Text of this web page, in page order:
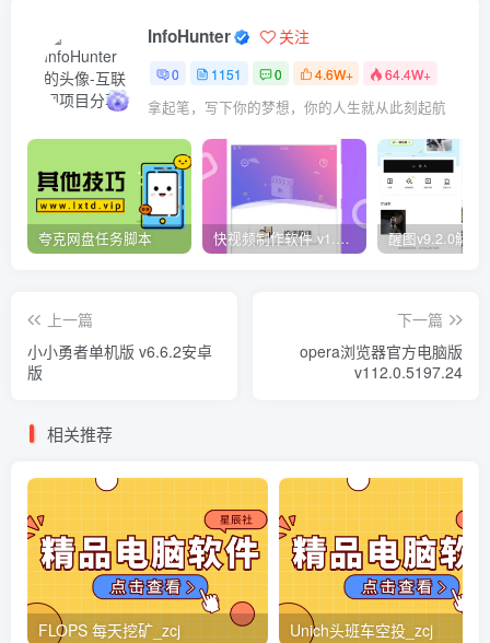
InfoHunter 关注
0 1151 0 4.6W+ 64.4W+
拿起笔，写下你的梦想，你的人生就从此刻起航
夸克网盘任务脚本 快视频制作软件 v1.1.1安卓版
上一篇
小小勇者单机版 v6.6.2安卓
版
下一篇
opera浏览器官方电脑版
v112.0.5197.24
相关推荐
FLOPS 每天挖矿_zcj Unich头班车空投_zcj